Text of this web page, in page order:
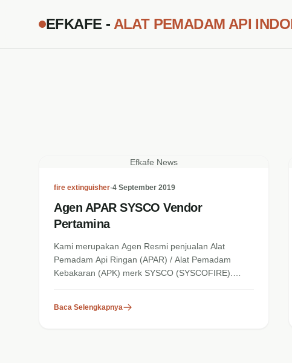
EFKAFE - ALAT PEMADAM API
Efkafe News
fire extinguisher•4 September 2019
Agen APAR SYSCO Vendor
Pertamina
Kami merupakan Agen Resmi penjualan Alat
Pemadam Api Ringan (APAR) / Alat Pemadam
Kebakaran (APK) merk SYSCO (SYSCOFIRE).
Baca Selengkapnya